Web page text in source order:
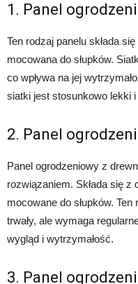
1. Panel
Ten rodzaj panelu składa
mocowana do słupków.
co wpływa na jej
siatki jest stosunkowo lekki i
2. Panel
Panel ogrodzeniowy z
rozwiązaniem. Składa się
mocowane do słupków.
trwały, ale wymaga
wygląd i wytrzymałość.
3. Panel